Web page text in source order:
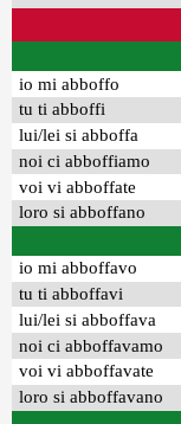
io mi abboffo
tu ti abboffi
lui/lei si abboffa
noi ci abboffiamo
voi vi abboffate
loro si abboffano
io mi abboffavo
tu ti abboffavi
lui/lei si abboffava
noi ci abboffavamo
voi vi abboffavate
loro si abboffavano